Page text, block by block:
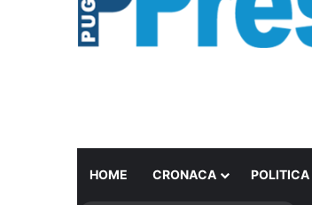
HOME CRONACA POLITICA